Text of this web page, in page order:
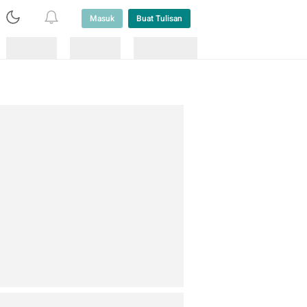
Masuk Buat Tulisan